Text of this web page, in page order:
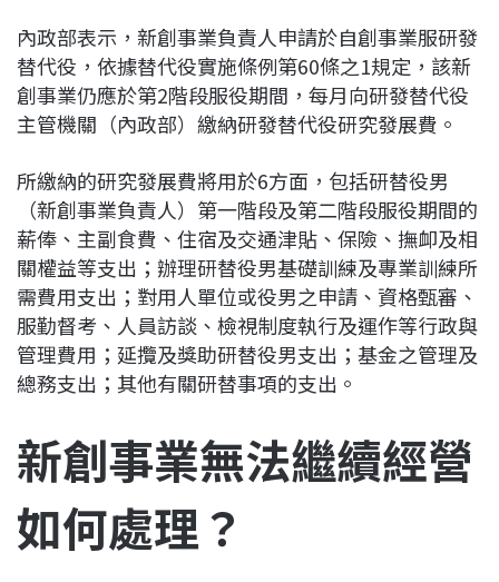
內政部表示，新創事業負責人申請於自創事業服研發
替代役，依據替代役實施條例第60條之1規定，該新
創事業仍應於第2階段服役期間，每月向研發替代役
主管機關（內政部）繳納研發替代役研究發展費。
所繳納的研究發展費將用於6方面，包括研替役男
（新創事業負責人）第一階段及第二階段服役期間的
薪俸、主副食費、住宿及交通津貼、保險、撫卹及相
關權益等支出；辦理研替役男基礎訓練及專業訓練所
需費用支出；對用人單位或役男之申請、資格甄審、
服勤督考、人員訪談、檢視制度執行及運作等行政與
管理費用；延攬及獎助研替役男支出；基金之管理及
總務支出；其他有關研替事項的支出。
新創事業無法繼續經營
如何處理？